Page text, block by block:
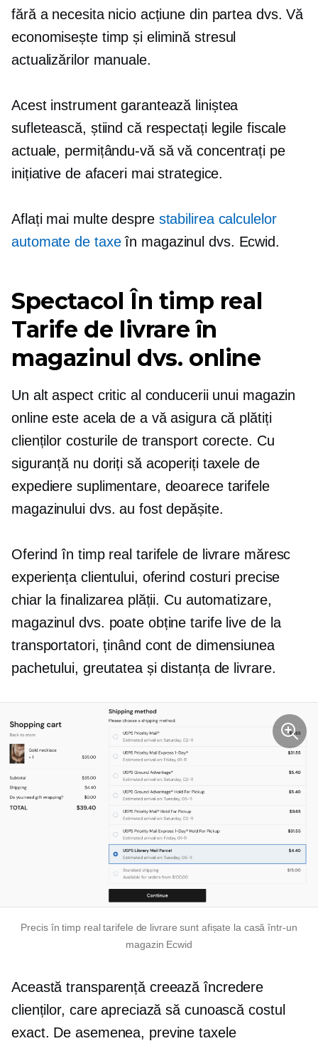
fără a necesita nicio acțiune din partea dvs. Vă
economisește timp și elimină stresul
actualizărilor manuale.
Acest instrument garantează liniștea
sufletească, știind că respectați legile fiscale
actuale, permițându-vă să vă concentrați pe
inițiative de afaceri mai strategice.
Aflați mai multe despre stabilirea calculelor
automate de taxeîn magazinul dvs. Ecwid.
SpectacolÎn timp real
Tarife de livrare în
magazinul dvs. online
Un alt aspect critic al conducerii unui magazin
online este acela de a vă asigura că plătiți
clienților costurile de transport corecte. Cu
siguranță nu doriți să acoperiți taxele de
expediere suplimentare, deoarece tarifele
magazinului dvs. au fost depășite.
Oferindîn timp real tarifele de livrare măresc
experiența clientului, oferind costuri precise
chiar la finalizarea plății. Cu automatizare,
magazinul dvs. poate obține tarife live de la
transportatori, ținând cont de dimensiunea
pachetului, greutatea și distanța de livrare.
Precis în timp realtarifele de livrare sunt afișate la casă într-un
magazin Ecwid
Această transparență creează încredere
clienților, care apreciază să cunoască costul
exact. De asemenea, previne taxele